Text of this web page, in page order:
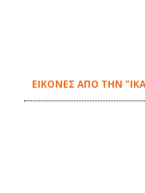
ΕΙΚΟΝΕΣ ΑΠΟ ΤΗΝ